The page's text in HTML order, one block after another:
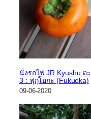
นั่งรถไฟ JR Kyushu ต
3 : ฟุกุโอกะ (Fukuoka)
09-06-2020